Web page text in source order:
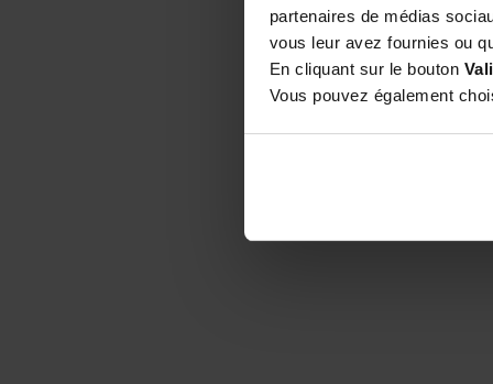
partenaires de médias
vous leur avez fournies ou
En cliquant sur le bouton
Vous pouvez également
Lot
bec